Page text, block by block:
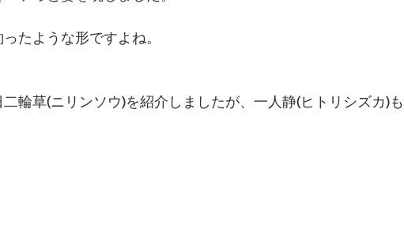
たような形ですよね。
輪草(ニリンソウ)を紹介しましたが、一人静(ヒトリシズカ)も